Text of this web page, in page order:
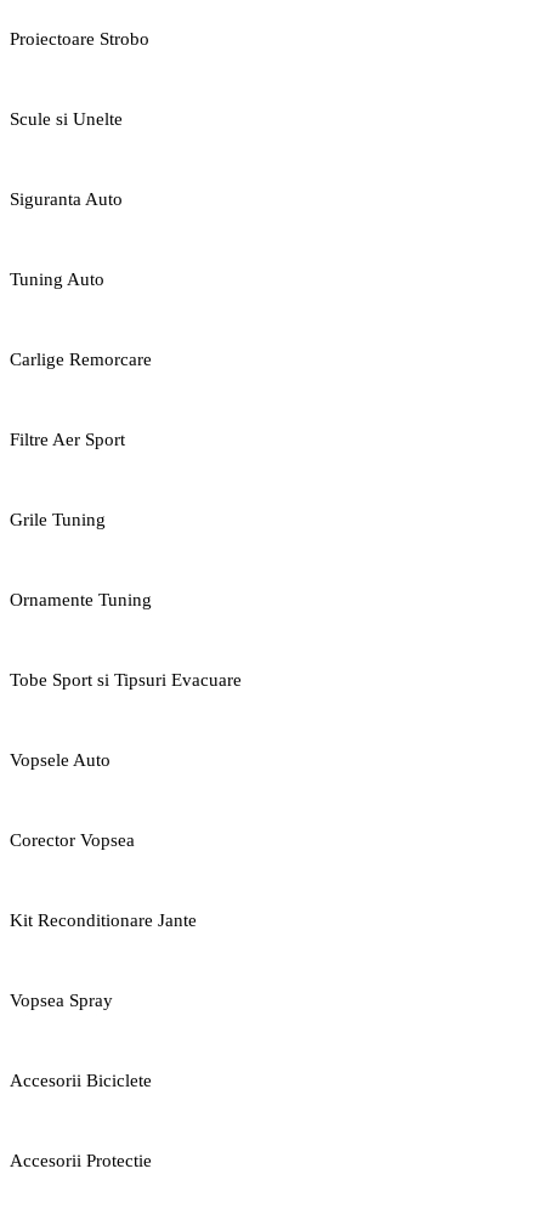
Proiectoare Strobo
Scule si Unelte
Siguranta Auto
Tuning Auto
Carlige Remorcare
Filtre Aer Sport
Grile Tuning
Ornamente Tuning
Tobe Sport si Tipsuri Evacuare
Vopsele Auto
Corector Vopsea
Kit Reconditionare Jante
Vopsea Spray
Accesorii Biciclete
Accesorii Protectie